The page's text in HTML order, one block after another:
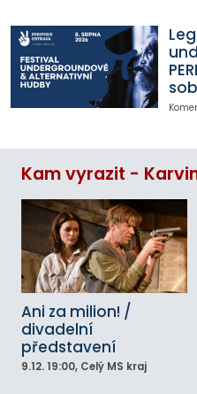
Kam vyrazit -
Ani za milion! /
divadelní
představení
9.12. 19:00, Celý MS kraj